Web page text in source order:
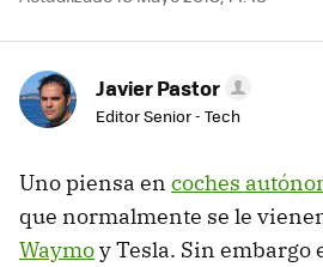
Javier Pastor
Editor Senior - Tech
Uno piensa en coches
que normalmente se le
Waymoy Tesla. Sin embargo